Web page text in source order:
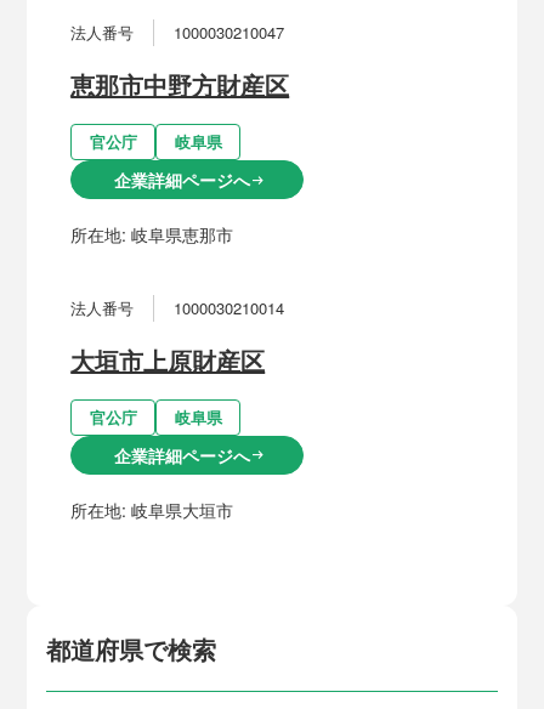
都道府県で検索
法人番号 1000030210047
恵那市中野方財産区
官公庁 岐阜県
企業詳細ページへarrow_right_alt
所在地:岐阜県恵那市
法人番号 1000030210014
大垣市上原財産区
官公庁 岐阜県
企業詳細ページへarrow_right_alt
所在地:岐阜県大垣市